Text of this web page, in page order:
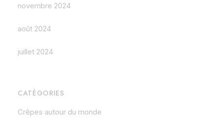
novembre 2024
août 2024
juillet 2024
CATÉGORIES
Crêpes autour du monde